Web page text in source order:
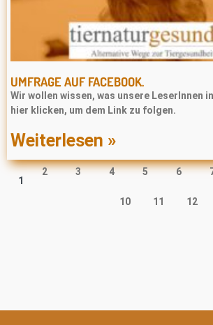
UMFRAGE AUF FACEBOOK.
Wir wollen wissen, was unsere LeserInnen
hier klicken, um dem Link zu folgen.
Weiterlesen »
1
2 3 4 5 6
10 11 12